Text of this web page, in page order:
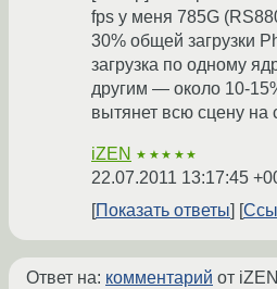
fps у меня 785G
30% общей загрузки
загрузка по одному
другим — около 10-
вытянет всю сцену на
iZEN ★★★★★
22.07.2011 13:17:45
Показать ответы
Ответ на: комментарий от iZEN